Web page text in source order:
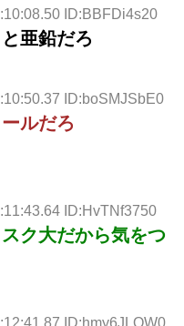
ID:BBFDi4s20
亜鉛だろ
ID:boSMJSbE0
ルだろ
ID:HvTNf3750
ク大だから気をつ
ID:hmy6JLOW0